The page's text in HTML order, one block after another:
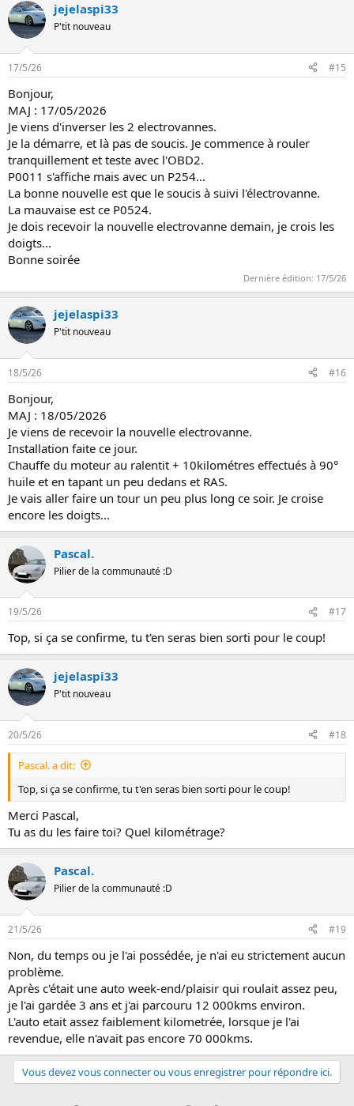
r
é
a
i
n
s
:
jejelaspi33
P'tit nouveau
17/5/26 #15
Bonjour,
MAJ : 17/05/2026
Je viens d'inverser les 2 electrovannes.
Je la démarre, et là pas de soucis. Je commence à rouler
tranquillement et teste avec l'OBD2.
P0011 s'affiche mais avec un P254...
La bonne nouvelle est que le soucis à suivi l'électrovanne.
La mauvaise est ce P0524.
Je dois recevoir la nouvelle electrovanne demain, je crois les
doigts...
Bonne soirée
Dernière édition: 17/5/26
jejelaspi33
P'tit nouveau
18/5/26 #16
Bonjour,
MAJ : 18/05/2026
Je viens de recevoir la nouvelle electrovanne.
Installation faite ce jour.
Chauffe du moteur au ralentit + 10kilométres effectués à 90°
huile et en tapant un peu dedans et RAS.
Je vais aller faire un tour un peu plus long ce soir. Je croise
encore les doigts...
Pascal.
Pilier de la communauté :D
19/5/26 #17
Top, si ça se confirme, tu t'en seras bien sorti pour le coup!
jejelaspi33
P'tit nouveau
20/5/26 #18
Pascal. a dit:
Top, si ça se confirme, tu t'en seras bien sorti pour le coup!
Merci Pascal,
Tu as du les faire toi? Quel kilométrage?
Pascal.
Pilier de la communauté :D
21/5/26 #19
Non, du temps ou je l'ai possédée, je n'ai eu strictement aucun
problème.
Après c'était une auto week-end/plaisir qui roulait assez peu,
je l'ai gardée 3 ans et j'ai parcouru 12 000kms environ.
L'auto etait assez faiblement kilometrée, lorsque je l'ai
revendue, elle n'avait pas encore 70 000kms.
Vous devez vous connecter ou vous enregistrer pour répondre ici.